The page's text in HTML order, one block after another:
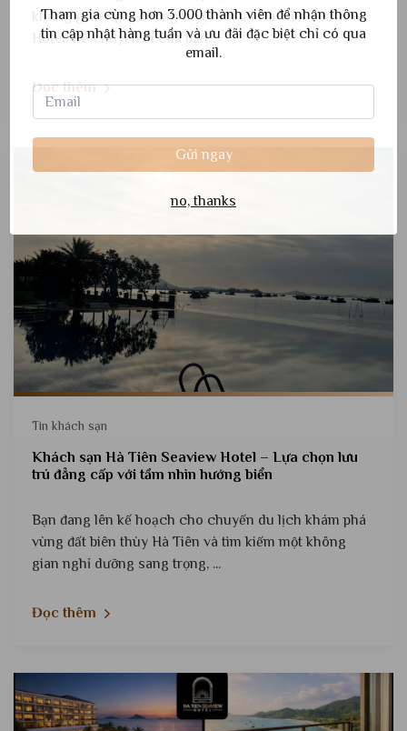
Tham gia cùng hơn 3.000 thành viên để nhận thông
tin cập nhật hàng tuần và ưu đãi đặc biệt chỉ có qua
email.
Gửi ngay
no, thanks
không gian nghỉ dưỡng tuyệt vời tại Hà Tiên Seaview
Hotel. Để chuyến đi của bạn...
Đọc thêm
Tin khách sạn
Khách sạn Hà Tiên Seaview Hotel – Lựa chọn lưu
trú đẳng cấp với tầm nhìn hướng biển
Bạn đang lên kế hoạch cho chuyến du lịch khám phá
vùng đất biên thùy Hà Tiên và tìm kiếm một không
gian nghỉ dưỡng sang trọng, ...
Đọc thêm